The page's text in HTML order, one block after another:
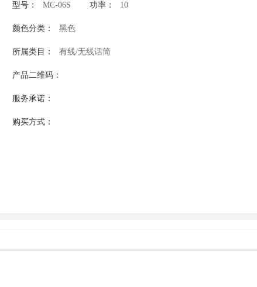
型号： MC-06S 功率： 10
颜色分类： 黑色
所属类目： 有线/无线话筒
产品二维码：
服务承诺：
购买方式：